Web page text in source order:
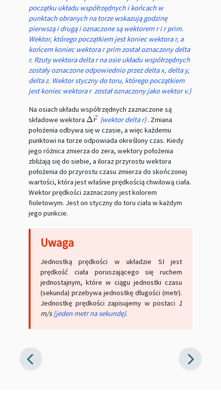
początku układu współrzędnych i końcach w
punktach obranych na torze wskazują godzinę
pierwszą i drugą i oznaczone są wektorem r i r prim.
Wektor, którego początkiem jest koniec wektora r, a
końcem koniec wektora r prim został oznaczony delta
r. Rzuty wektora delta r na osie układu współrzędnych
zostały oznaczone odpowiednio przez delta x, delta y,
delta z. Wektor styczny do toru, którego początkiem
jest koniec wektora r został oznaczony jako wektor v.}
Na osiach układu współrzędnych zaznaczone są
składowe wektora Δr⃗
Δr→{wektor delta r} . Zmiana
położenia odbywa się w czasie, a więc każdemu
punktowi na torze odpowiada określony czas. Kiedy
jego różnica zmierza do zera, wektory położenia
zbliżają się do siebie, a iloraz przyrostu wektora
położenia do przyrostu czasu zmierza do skończonej
wartości, która jest właśnie prędkością chwilową ciała.
Wektor prędkości zaznaczony jest kolorem
fioletowym. Jest on styczny do toru ciała w każdym
jego punkcie.
Jednostką prędkości w układzie SI jest
prędkość ciała poruszającego się ruchem
jednostajnym, które w ciągu jednostki czasu
(sekunda) przebywa jednostkę długości (metr).
Jednostkę prędkości zapisujemy w postaci 1
m/s{jeden metr na sekundę}.